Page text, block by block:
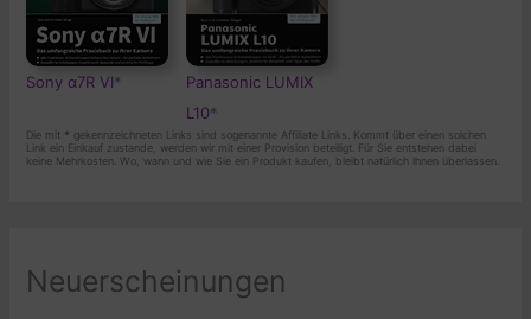
Sony α7R VI*
Panasonic LUMIX
L10*
Die mit * gekennzeichneten Links sind sogenannte Affiliate Links. Kommt über einen solchen
Link ein Einkauf zustande, werden wir mit einer Provision beteiligt. Für Sie entstehen dabei
keine Mehrkosten. Wo, wann und wie Sie ein Produkt kaufen, bleibt natürlich Ihnen überlassen.
Neuerscheinungen